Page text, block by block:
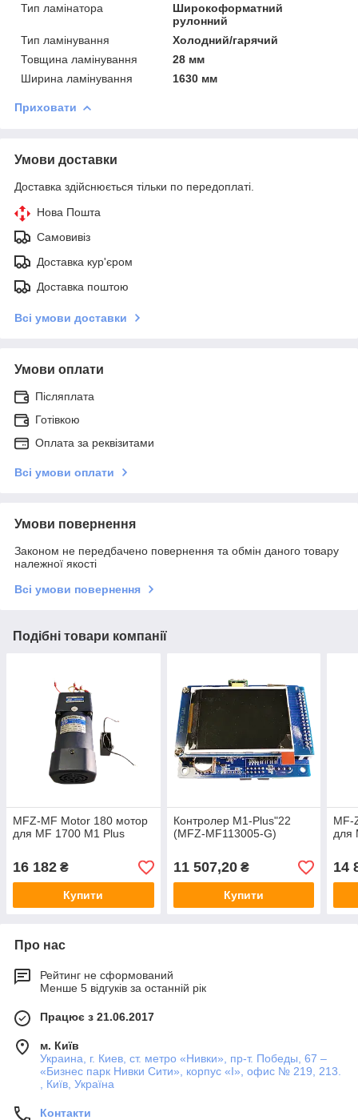
Тип ламінатора
Широкоформатний
рулонний
Тип ламінування
Холодний/гарячий
Товщина ламінування
28 мм
Ширина ламінування
1630 мм
Приховати
Умови доставки
Доставка здійснюється тільки по передоплаті.
Нова Пошта
Самовивіз
Доставка кур'єром
Доставка поштою
Всі умови доставки
Умови оплати
Післяплата
Готівкою
Оплата за реквізитами
Всі умови оплати
Умови повернення
Законом не передбачено повернення та обмін даного товару
належної якості
Всі умови повернення
Подібні товари компанії
MFZ-MF Motor 180 мотор
для MF 1700 M1 Plus
16 182 ₴
Купити
Контролер M1-Plus"22
(MFZ-MF113005-G)
11 507,20₴
Купити
MF-
для
14
Про нас
Рейтинг не сформований
Менше 5 відгуків за останній рік
Працює з 21.06.2017
м. Київ
Украина, г. Киев, ст. метро «Нивки», пр-т. Победы, 67 –
«Бизнес парк Нивки Сити», корпус «I», офис № 219, 213.
, Київ, Україна
Контакти